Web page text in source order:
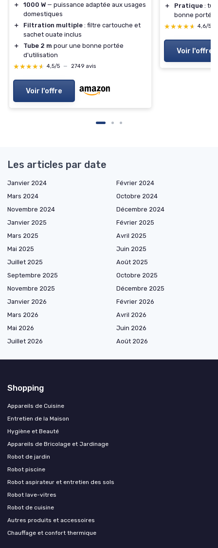
＋
1000 W — puissance adaptée aux usages
domestiques
＋
Filtration multiple : filtre cartouche et
sachet ouate inclus
＋
Tube 2 m pour une bonne portée
d'utilisation
★★★★★
★★★★★ 4,5/5 — 2749 avis
Voir l'offre
＋
Pratique :
bonne portée
★★★★★
★★★★★ 4,6/5
Voir l'offre
Les articles par date
Janvier 2024
Février 2024
Mars 2024
Octobre 2024
Novembre 2024
Décembre 2024
Janvier 2025
Février 2025
Mars 2025
Avril 2025
Mai 2025
Juin 2025
Juillet 2025
Août 2025
Septembre 2025
Octobre 2025
Novembre 2025
Décembre 2025
Janvier 2026
Février 2026
Mars 2026
Avril 2026
Mai 2026
Juin 2026
Juillet 2026
Août 2026
Shopping
Appareils de Cuisine
Entretien de la Maison
Hygiène et Beauté
Appareils de Bricolage et Jardinage
Robot de jardin
Robot piscine
Robot aspirateur et entretien des sols
Robot lave-vitres
Robot de cuisine
Autres produits et accessoires
Chauffage et confort thermique